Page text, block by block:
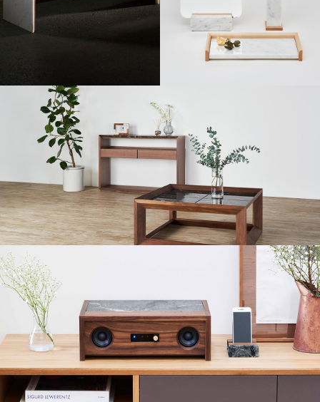
shinabel shelf
URBANO Living table & console